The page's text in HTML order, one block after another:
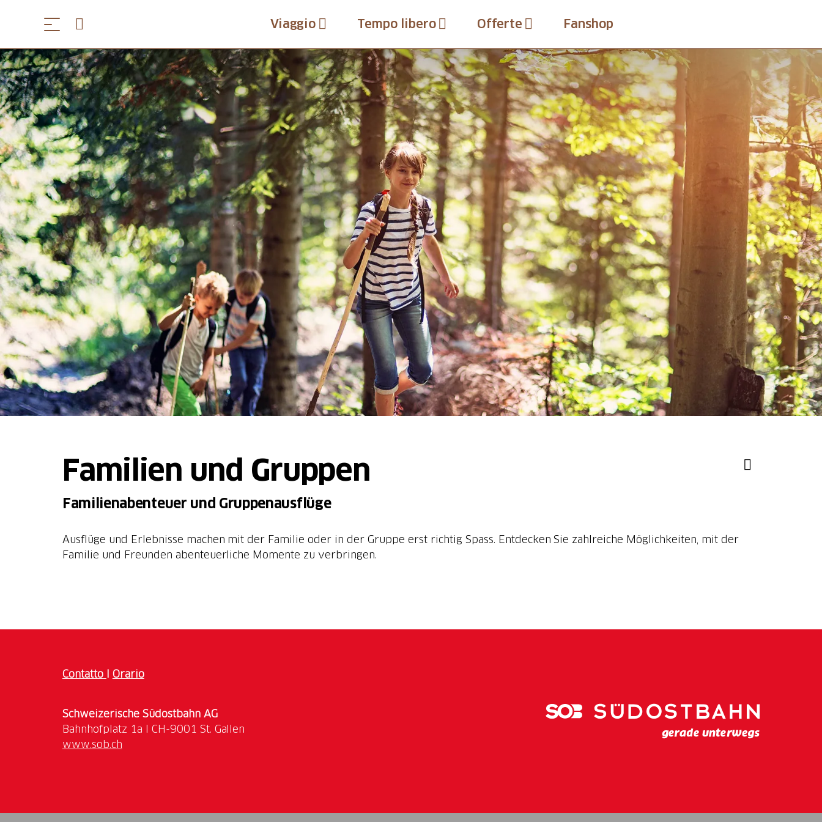
Viaggio Tempo libero Offerte Fanshop
Familien und Gruppen
Familienabenteuer und Gruppenausflüge
Ausflüge und Erlebnisse machen mit der Familie oder in der Gruppe erst richtig Spass. Entdecken Sie zahlreiche Möglichkeiten, mit der
Familie und Freunden abenteuerliche Momente zu verbringen.
Contatto I Orario
Schweizerische Südostbahn AG
www.sob.ch